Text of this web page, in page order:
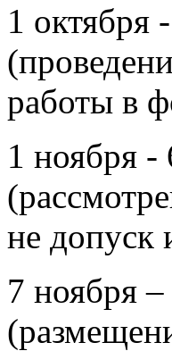
1 октября
работы в
1 ноября -
не допуск
7 ноября